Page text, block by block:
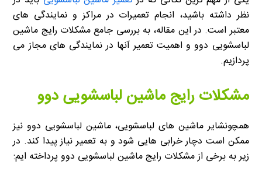
نظر داشته باشید، انجام تعمیرات در مراکز و نمایندگی های
معتبر است. در این مقاله، به بررسی جامع مشکلات رایج ماشین
لباسشویی دوو و اهمیت تعمیر آنها در نمایندگی های مجاز می
پردازیم.
مشکلات رایج ماشین لباسشویی دوو
همچونشایر ماشین های لباسشویی، ماشین لباسشویی دوو نیز
ممکن است دچار خرابی هایی شود و به تعمیر نیاز پیدا کند. در
زیر به برخی از مشکلات رایج ماشین لباسشویی دوو پرداخته ایم: